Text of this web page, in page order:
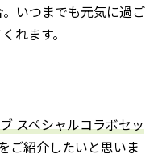
いつまでも元気に過ご
れます。
スペシャルコラボセッ
ご紹介したいと思いま